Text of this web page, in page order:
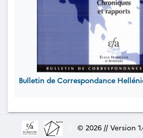
Bulletin de Correspondance
© 2026 // Version